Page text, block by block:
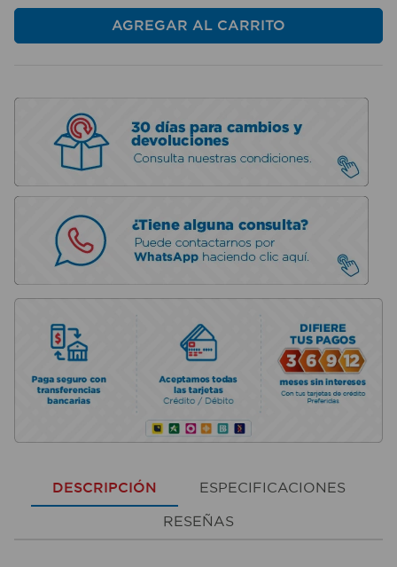
AGREGAR AL CARRITO
DESCRIPCIÓN ESPECIFICACIONES
RESEÑAS